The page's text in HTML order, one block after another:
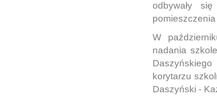
odbywały
W
nadania
korytarzu
Daszyński -